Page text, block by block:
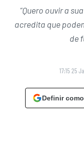
“Quero ouvir a
acredita que
de
17:15 25
Definir